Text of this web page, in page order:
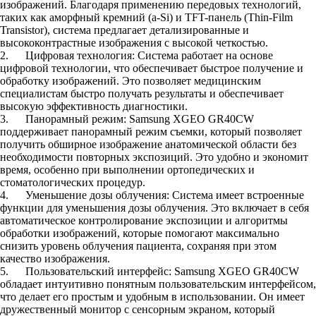
изображений. Благодаря применению передовых технологий,
таких как аморфный кремний (a-Si) и TFT-панель (Thin-Film
Transistor), система предлагает детализированные и
высококонтрастные изображения с высокой четкостью.
2. Цифровая технология: Система работает на основе
цифровой технологии, что обеспечивает быстрое получение и
обработку изображений. Это позволяет медицинским
специалистам быстро получать результаты и обеспечивает
высокую эффективность диагностики.
3. Панорамный режим: Samsung XGEO GR40CW
поддерживает панорамный режим съемки, который позволяет
получить обширное изображение анатомической области без
необходимости повторных экспозиций. Это удобно и экономит
время, особенно при выполнении ортопедических и
стоматологических процедур.
4. Уменьшение дозы облучения: Система имеет встроенные
функции для уменьшения дозы облучения. Это включает в себя
автоматическое контролирование экспозиции и алгоритмы
обработки изображений, которые помогают максимально
снизить уровень облучения пациента, сохраняя при этом
качество изображения.
5. Пользовательский интерфейс: Samsung XGEO GR40CW
обладает интуитивно понятным пользовательским интерфейсом,
что делает его простым и удобным в использовании. Он имеет
дружественный монитор с сенсорным экраном, который